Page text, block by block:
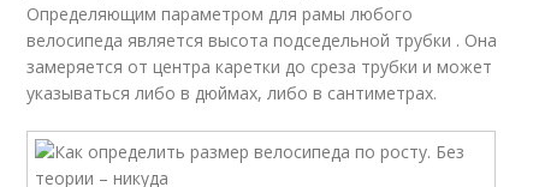
Определяющим параметром для рамы любого
велосипеда является высота подседельной трубки . Она
замеряется от центра каретки до среза трубки и может
указываться либо в дюймах, либо в сантиметрах.